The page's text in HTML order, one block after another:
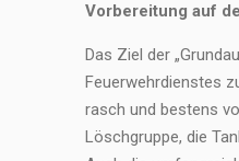
Vorbereitung auf
Das Ziel der
Feuerwehrdienstes
rasch und bestens
Löschgruppe, die